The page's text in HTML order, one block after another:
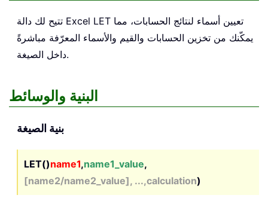
تتيح لك دالة Excel LET
يمكّنك من تخزين الحسابات والقيم والأسماء المعرّفة مباشرةً
داخل الصيغة.
البنية والوسائط
بنية الصيغة
LET()name1,name1_value,
[name2/name2_value], ...,calculation)